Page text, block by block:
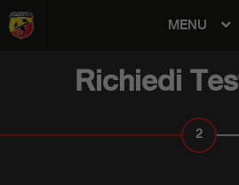
MENU
Richiedi
2